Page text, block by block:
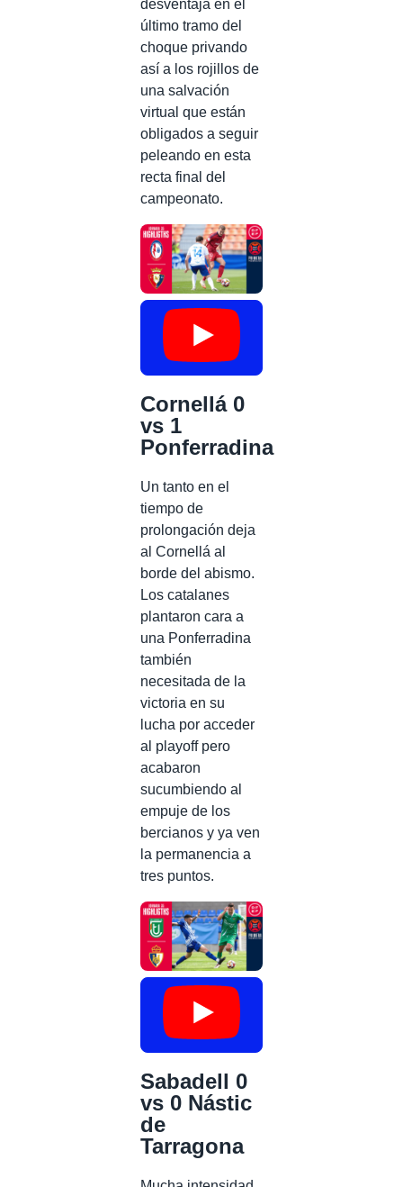
desventaja en el
último tramo del
choque privando
así a los rojillos de
una salvación
virtual que están
obligados a seguir
peleando en esta
recta final del
campeonato.
Cornellá 0
vs 1
Ponferradina
Un tanto en el
tiempo de
prolongación deja
al Cornellá al
borde del abismo.
Los catalanes
plantaron cara a
una Ponferradina
también
necesitada de la
victoria en su
lucha por acceder
al playoff pero
acabaron
sucumbiendo al
empuje de los
bercianos y ya ven
la permanencia a
tres puntos.
Sabadell 0
vs 0 Nástic
de
Tarragona